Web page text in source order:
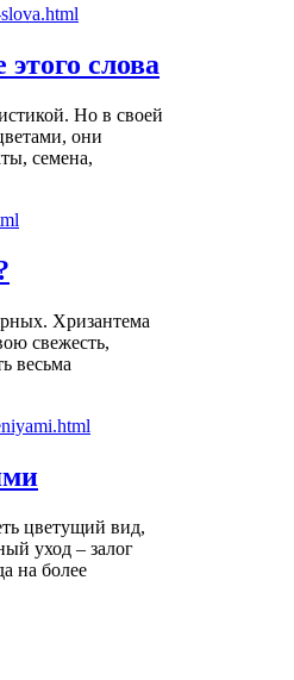
слова
Но в своей
они
семена,
Хризантема
свежесть,
весьма
цветущий вид,
уход – залог
на более